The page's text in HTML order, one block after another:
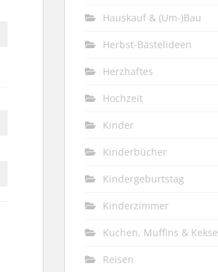
Hauskauf & (Um-)Bau
Herbst-Bastelideen
Herzhaftes
Hochzeit
Kinder
Kinderbücher
Kindergeburtstag
Kinderzimmer
Kuchen, Muffins & Kekse
Reisen